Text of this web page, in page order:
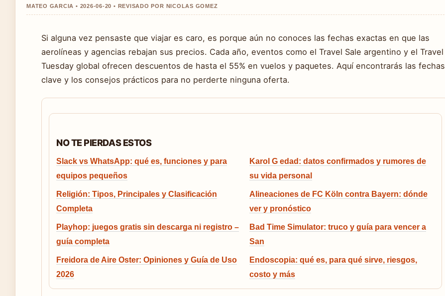
MATEO GARCIA • 2026-06-20 • REVISADO POR NICOLAS GOMEZ
Si alguna vez pensaste que viajar es caro, es porque aún no conoces las fechas exactas en que las
aerolíneas y agencias rebajan sus precios. Cada año, eventos como el Travel Sale argentino y el Travel
Tuesday global ofrecen descuentos de hasta el 55% en vuelos y paquetes. Aquí encontrarás las fechas
clave y los consejos prácticos para no perderte ninguna oferta.
NO TE PIERDAS ESTOS
Slack vs WhatsApp: qué es, funciones y para
equipos pequeños
Karol G edad: datos confirmados y rumores de
su vida personal
Religión: Tipos, Principales y Clasificación
Completa
Alineaciones de FC Köln contra Bayern: dónde
ver y pronóstico
Playhop: juegos gratis sin descarga ni registro –
guía completa
Bad Time Simulator: truco y guía para vencer a
San
Freidora de Aire Oster: Opiniones y Guía de Uso
2026
Endoscopia: qué es, para qué sirve, riesgos,
costo y más